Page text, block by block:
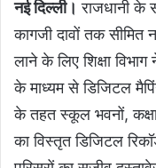
नई दिल्ली। राजधानी के
कागजी दावों तक सीमित
लाने के लिए शिक्षा
के माध्यम से डिजिटल
के तहत स्कूल भवनों,
का विस्तृत डिजिटल